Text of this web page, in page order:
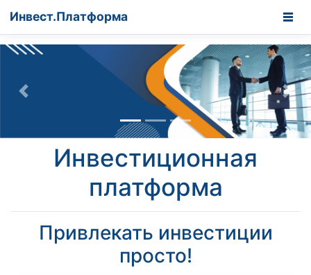
Инвест.­Платформа
Назад
Инвестиционная
платформа
Привлекать инвестиции
просто!